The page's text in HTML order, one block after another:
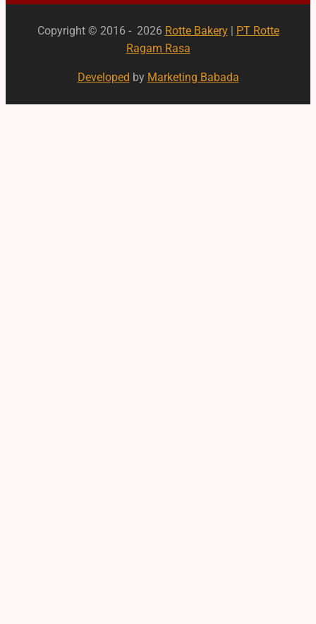
Copyright © 2016 - 2026 Rotte Bakery| PT Rotte
Ragam Rasa
Developed by Marketing Babada